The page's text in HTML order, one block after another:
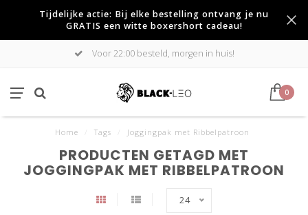
Tijdelijke actie: Bij elke bestelling ontvang je nu
GRATIS een witte boxershort cadeau!
Voor 22:00 besteld, morgen in huis!
0
Home Tags Joggingpak met Ribbelpatroon
PRODUCTEN GETAGD MET
JOGGINGPAK MET RIBBELPATROON
24